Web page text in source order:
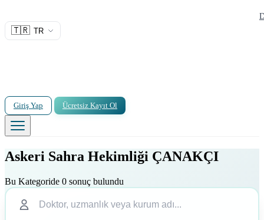
🇹🇷 TR
Giriş Yap Ücretsiz Kayıt Ol
Askeri Sahra Hekimliği ÇANAKÇI
Bu Kategoride 0 sonuç bulundu